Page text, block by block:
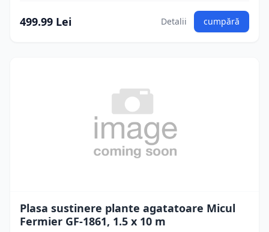
499.99 Lei Detalii cumpără
Plasa sustinere plante agatatoare Micul
Fermier GF-1861, 1.5 x 10 m